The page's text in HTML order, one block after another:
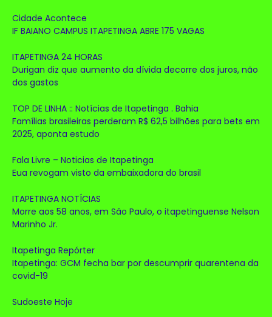
Cidade Acontece
IF BAIANO CAMPUS ITAPETINGA ABRE 175 VAGAS
ITAPETINGA 24 HORAS
Durigan diz que aumento da dívida decorre dos juros, não
dos gastos
TOP DE LINHA :: Notícias de Itapetinga . Bahia
Famílias brasileiras perderam R$ 62,5 bilhões para bets em
2025, aponta estudo
Fala Livre – Noticias de Itapetinga
Eua revogam visto da embaixadora do brasil
ITAPETINGA NOTÍCIAS
Morre aos 58 anos, em São Paulo, o itapetinguense Nelson
Marinho Jr.
Itapetinga Repórter
Itapetinga: GCM fecha bar por descumprir quarentena da
covid-19
Sudoeste Hoje